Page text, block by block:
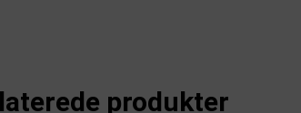
produkter